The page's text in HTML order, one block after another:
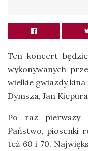
Ten koncert
wykonywanych
wielkie gwiazdy
Dymsza, Jan
Po raz pierwszy
Państwo, piosenki
też 60 i 70.